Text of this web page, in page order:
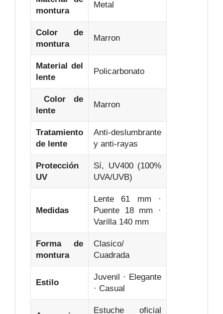
montura
Metal
Color de
montura
Marron
Material del
lente
Policarbonato
Color de
lente
Marron
Tratamiento
de lente
Anti‑deslumbrante
y anti‑rayas
Protección
UV
Sí, UV400 (100%
UVA/UVB)
Medidas
Lente 61 mm ·
Puente 18 mm ·
Varilla 140 mm
Forma de
montura
Clasico/
Cuadrada
Estilo
Juvenil · Elegante
· Casual
Estuche oficial